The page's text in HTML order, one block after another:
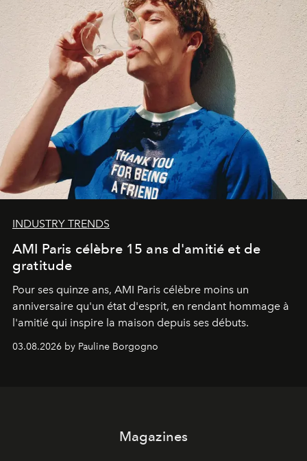
INDUSTRY TRENDS
AMI Paris célèbre 15 ans d'amitié et de
gratitude
Pour ses quinze ans, AMI Paris célèbre moins un
anniversaire qu'un état d'esprit, en rendant hommage à
l'amitié qui inspire la maison depuis ses débuts.
03.08.2026 by Pauline Borgogno
Magazines